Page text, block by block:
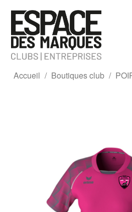
Accueil Boutiques club